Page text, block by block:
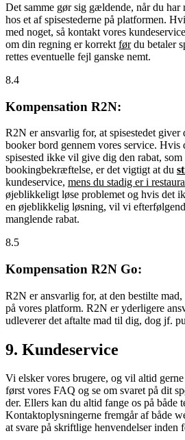
Det samme gør sig gældende, når du har
hos et af spisestederne på platformen.
med noget, så kontakt vores
om din regning er korrekt førdu betaler
rettes eventuelle fejl ganske nemt.
8.4
Kompensation R2N:
R2N er ansvarlig for, at spisestedet giver
booker bord gennem vores service. Hvis
spisested ikke vil give dig den rabat, som
bookingbekræftelse, er det vigtigt at du
kundeservice, mens du stadig er i
øjeblikkeligt løse problemet og hvis det
en øjeblikkelig løsning, vil vi
manglende rabat.
8.5
Kompensation R2N Go:
R2N er ansvarlig for, at den bestilte
på vores platform. R2N er yderligere
udleverer det aftalte mad til dig, dog jf.
9. Kundeservice
Vi elsker vores brugere, og vil altid
først vores FAQ og se om svaret på dit
der. Ellers kan du altid fange os på både
Kontaktoplysningerne fremgår af både
at svare på skriftlige henvendelser inden